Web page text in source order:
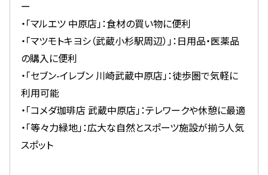
ー
・「マルエツ 中原店」：食材の買い物に便利
・「マツモトキヨシ（武蔵小杉駅周辺）」：日用品・医薬品
の購入に便利
・「セブン-イレブン 川崎武蔵中原店」：徒歩圏で気軽に
利用可能
・「コメダ珈琲店 武蔵中原店」：テレワークや休憩に最適
・「等々力緑地」：広大な自然とスポーツ施設が揃う人気
スポット